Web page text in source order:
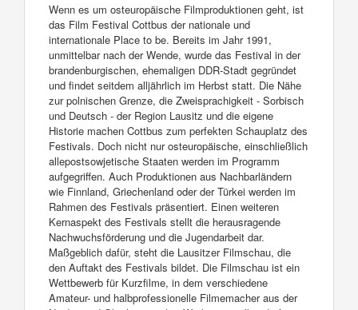
Wenn es um osteuropäische Filmproduktionen geht, ist
das Film Festival Cottbus der nationale und
internationale Place to be. Bereits im Jahr 1991,
unmittelbar nach der Wende, wurde das Festival in der
brandenburgischen, ehemaligen DDR-Stadt gegründet
und findet seitdem alljährlich im Herbst statt. Die Nähe
zur polnischen Grenze, die Zweisprachigkeit - Sorbisch
und Deutsch - der Region Lausitz und die eigene
Historie machen Cottbus zum perfekten Schauplatz des
Festivals. Doch nicht nur osteuropäische, einschließlich
allepostsowjetische Staaten werden im Programm
aufgegriffen. Auch Produktionen aus Nachbarländern
wie Finnland, Griechenland oder der Türkei werden im
Rahmen des Festivals präsentiert. Einen weiteren
Kernaspekt des Festivals stellt die herausragende
Nachwuchsförderung und die Jugendarbeit dar.
Maßgeblich dafür, steht die Lausitzer Filmschau, die
den Auftakt des Festivals bildet. Die Filmschau ist ein
Wettbewerb für Kurzfilme, in dem verschiedene
Amateur- und halbprofessionelle Filmemacher aus der